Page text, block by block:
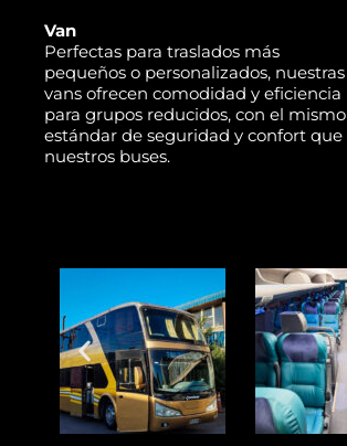
Van
Perfectas para traslados más
pequeños o personalizados, nuestras
vans ofrecen comodidad y eficiencia
para grupos reducidos, con el mismo
estándar de seguridad y confort que
nuestros buses.